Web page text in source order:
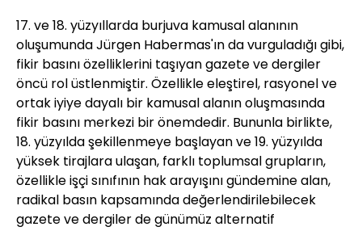
17. ve 18. yüzyıllarda burjuva kamusal alanının
oluşumunda Jürgen Habermas'ın da vurguladığı gibi,
fikir basını özelliklerini taşıyan gazete ve dergiler
öncü rol üstlenmiştir. Özellikle eleştirel, rasyonel ve
ortak iyiye dayalı bir kamusal alanın oluşmasında
fikir basını merkezi bir önemdedir. Bununla birlikte,
18. yüzyılda şekillenmeye başlayan ve 19. yüzyılda
yüksek tirajlara ulaşan, farklı toplumsal grupların,
özellikle işçi sınıfının hak arayışını gündemine alan,
radikal basın kapsamında değerlendirilebilecek
gazete ve dergiler de günümüz alternatif